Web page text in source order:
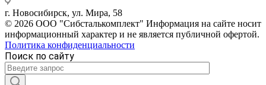
г. Новосибирск, ул. Мира, 58
© 2026 ООО "Сибсталькомплект" Информация на сайте носит
информационный характер и не является публичной офертой.
Политика конфиденциальности
Поиск по сайту